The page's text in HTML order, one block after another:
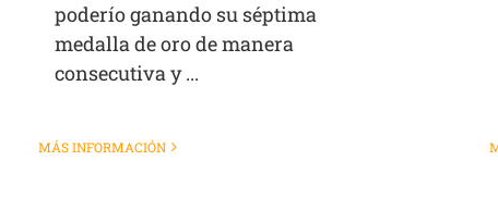
poderío ganando su séptima
medalla de oro de manera
consecutiva y ...
MÁS INFORMACIÓN